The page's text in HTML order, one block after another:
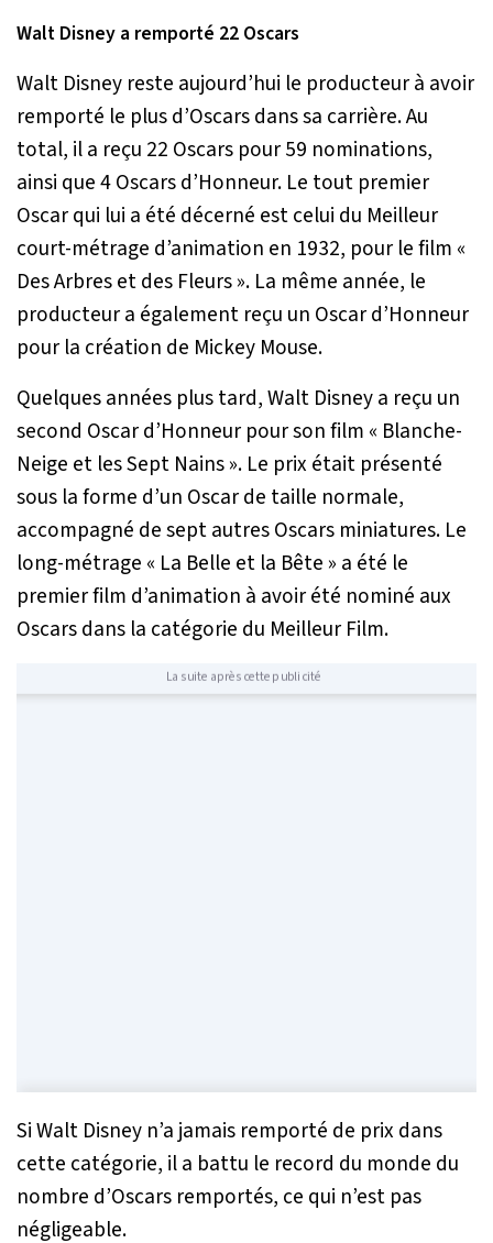
Walt Disney a remporté 22 Oscars
Walt Disney reste aujourd’hui le producteur à avoir
remporté le plus d’Oscars dans sa carrière. Au
total, il a reçu 22 Oscars pour 59 nominations,
ainsi que 4 Oscars d’Honneur. Le tout premier
Oscar qui lui a été décerné est celui du Meilleur
court-métrage d’animation en 1932, pour le film «
Des Arbres et des Fleurs ». La même année, le
producteur a également reçu un Oscar d’Honneur
pour la création de Mickey Mouse.
Quelques années plus tard, Walt Disney a reçu un
second Oscar d’Honneur pour son film « Blanche-
Neige et les Sept Nains ». Le prix était présenté
sous la forme d’un Oscar de taille normale,
accompagné de sept autres Oscars miniatures. Le
long-métrage « La Belle et la Bête » a été le
premier film d’animation à avoir été nominé aux
Oscars dans la catégorie du Meilleur Film.
La suite après cette publicité
Si Walt Disney n’a jamais remporté de prix dans
cette catégorie, il a battu le record du monde du
nombre d’Oscars remportés, ce qui n’est pas
négligeable.